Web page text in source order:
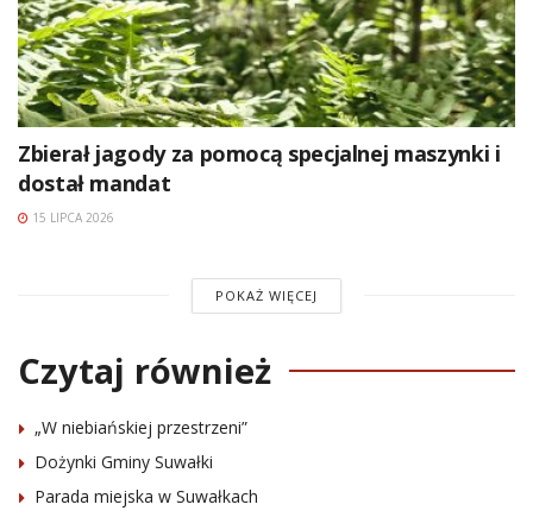
Zbierał jagody za pomocą specjalnej maszynki i
dostał mandat
15 LIPCA 2026
POKAŻ WIĘCEJ
Czytaj również
„W niebiańskiej przestrzeni”
Dożynki Gminy Suwałki
Parada miejska w Suwałkach